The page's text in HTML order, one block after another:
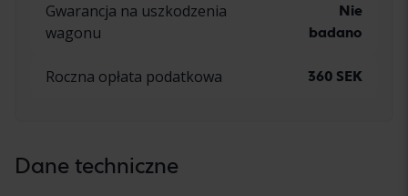
Gwarancja na uszkodzenia
wagonu
Nie
badano
Roczna opłata podatkowa 360 SEK
Dane techniczne